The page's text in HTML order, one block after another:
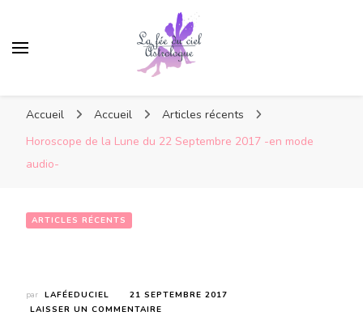
Accueil Accueil
Articles récents
Horoscope de la Lune du 22 Septembre 2017 -en mode
audio-
ARTICLES RÉCENTS
par LAFÉEDUCIEL
21 SEPTEMBRE 2017
LAISSER UN COMMENTAIRE